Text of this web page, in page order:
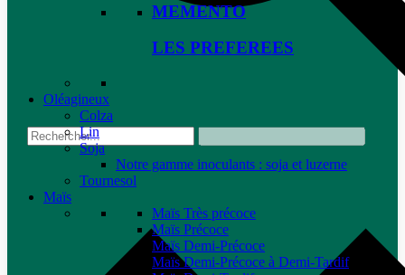
MEMENTO
LES PREFEREES
Oléagineux
Colza
Lin
Soja
Notre gamme inoculants : soja et luzerne
Tournesol
Maïs
Maïs Très précoce
Maïs Précoce
Maïs Demi-Précoce
Maïs Demi-Précoce à Demi-Tardif